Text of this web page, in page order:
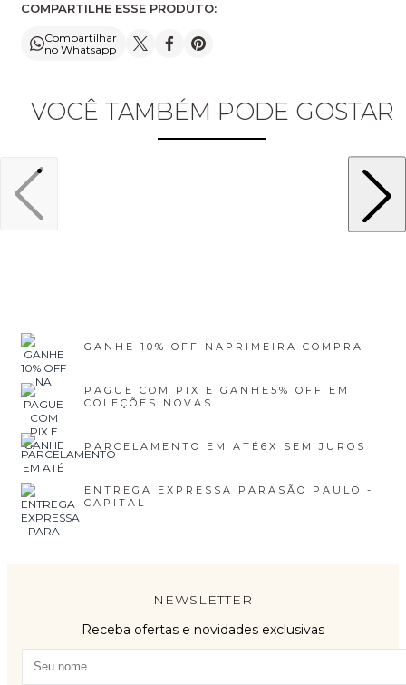
COMPARTILHE ESSE PRODUTO:
Compartilhar
no Whatsapp
VOCÊ TAMBÉM PODE GOSTAR
GANHE 10% OFF NA PRIMEIRA COMPRA
PAGUE COM PIX E GANHE 5% OFF EM
COLEÇÕES NOVAS
PARCELAMENTO EM ATÉ 6X SEM JUROS
ENTREGA EXPRESSA PARA SÃO PAULO -
CAPITAL
NEWSLETTER
Receba ofertas e novidades exclusivas